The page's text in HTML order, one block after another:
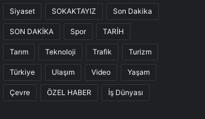
Siyaset SOKAKTAYIZ Son Dakika
SON DAKİKA Spor TARİH
Tarım Teknoloji Trafik Turizm
Türkiye Ulaşım Video Yaşam
Çevre ÖZEL HABER İş Dünyası